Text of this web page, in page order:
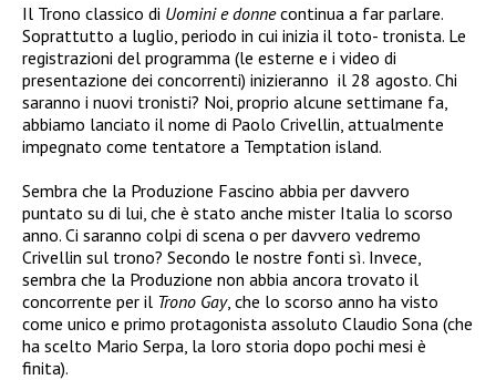
Il Trono classico di Uomini e donnecontinua a far parlare.
Soprattutto a luglio, periodo in cui inizia il toto- tronista. Le
registrazioni del programma (le esterne e i video di
presentazione dei concorrenti) inizieranno il 28 agosto. Chi
saranno i nuovi tronisti? Noi, proprio alcune settimane fa,
abbiamo lanciato il nome di Paolo Crivellin, attualmente
impegnato come tentatore a Temptation island.
Sembra che la Produzione Fascino abbia per davvero
puntato su di lui, che è stato anche mister Italia lo scorso
anno. Ci saranno colpi di scena o per davvero vedremo
Crivellin sul trono? Secondo le nostre fonti sì. Invece,
sembra che la Produzione non abbia ancora trovato il
concorrente per il Trono Gay, che lo scorso anno ha visto
come unico e primo protagonista assoluto Claudio Sona (che
ha scelto Mario Serpa, la loro storia dopo pochi mesi è
finita).